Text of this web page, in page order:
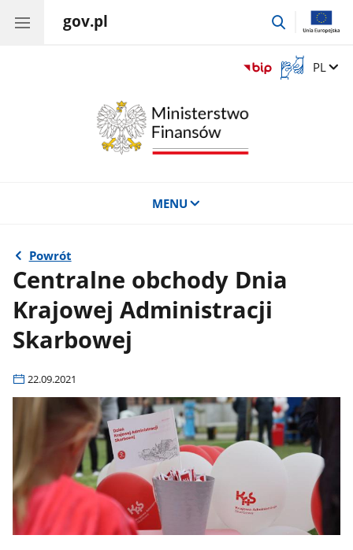
gov.pl
przejdź
Otwórz
okno
Zmień
PL
MENU
Powrót
Centralne obchody Dnia
Krajowej Administracji
Skarbowej
22.09.2021